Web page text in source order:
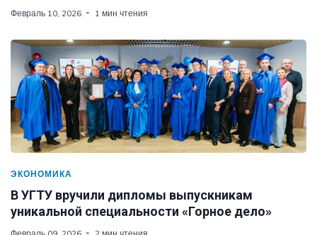
Февраль 10, 2026 1 мин чтения
ЭКОНОМИКА
В УГТУ вручили дипломы выпускникам
уникальной специальности «Горное дело»